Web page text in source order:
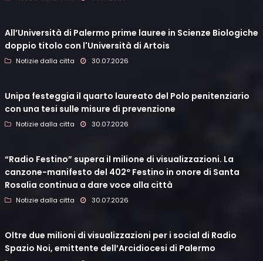
All’Università di Palermo prime lauree in Scienze Biologiche
doppio titolo con l'Università di Artois
Notizie dalla citta 30.07.2026
Unipa festeggia il quarto laureato del Polo penitenziario
con una tesi sulle misure di prevenzione
Notizie dalla citta 30.07.2026
“Radio Festino” supera il milione di visualizzazioni. La
canzone-manifesto del 402º Festino in onore di Santa
Rosalia continua a dare voce alla città
Notizie dalla citta 30.07.2026
Oltre due milioni di visualizzazioni per i social di Radio
Spazio Noi, emittente dell’Arcidiocesi di Palermo